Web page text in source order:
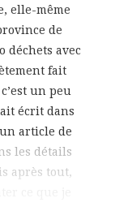
elle-même
de
déchets avec
fait
un peu
écrit dans
article de
les détails
après tout,